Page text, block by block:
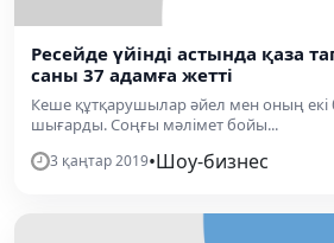
Ресейде үйінді астында қаза
саны 37 адамға жетті
Кеше құтқарушылар әйел мен оның екі
шығарды. Соңғы мәлімет бойы...
3 қаңтар 2019•Шоу-бизнес